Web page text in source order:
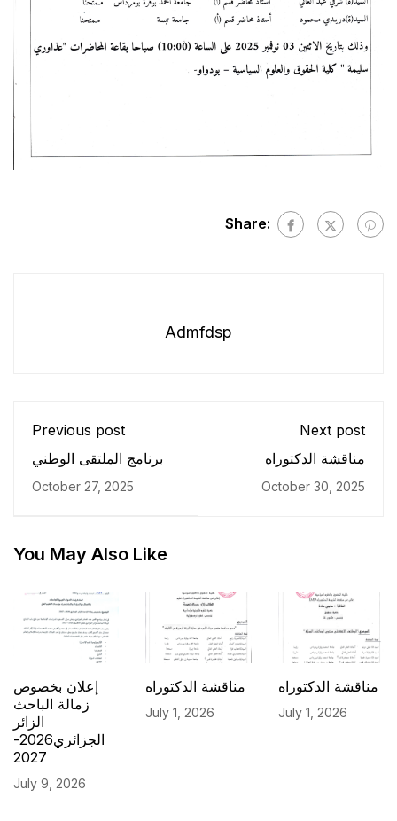
Share:
Admfdsp
Previous post
برنامج الملتقى الوطني
October 27, 2025
Next post
مناقشة الدكتوراه
October 30, 2025
You May Also Like
إعلان بخصوص
زمالة الباحث
الزائر
الجزائري2026-
2027
July 9, 2026
مناقشة الدكتوراه
July 1, 2026
مناقشة الدكتوراه
July 1, 2026